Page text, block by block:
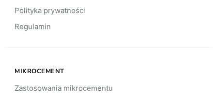
Polityka prywatności
Regulamin
MIKROCEMENT
Zastosowania mikrocementu